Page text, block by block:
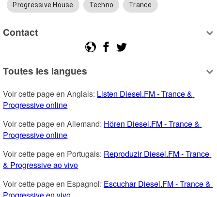
Progressive House Techno Trance
Contact
Toutes les langues
Voir cette page en Anglais: Listen Diesel.FM - Trance &
Progressive online
Voir cette page en Allemand: Hören Diesel.FM - Trance &
Progressive online
Voir cette page en Portugais: Reproduzir Diesel.FM - Trance
& Progressive ao vivo
Voir cette page en Espagnol: Escuchar Diesel.FM - Trance &
Progressive en vivo